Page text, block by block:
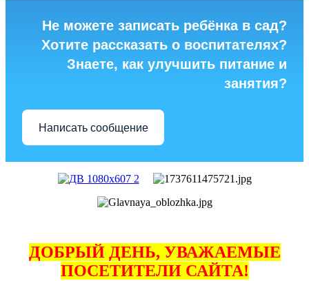
Не можете записать ребёнка в сад?
Хотите рассказать о воспитателях?
Знаете, как улучшить питание и
занятия?
Написать сообщение
ДОБРЫЙ ДЕНЬ, УВАЖАЕМЫЕ
ПОСЕТИТЕЛИ САЙТА!